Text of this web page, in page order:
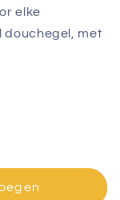
elke
douchegel, met